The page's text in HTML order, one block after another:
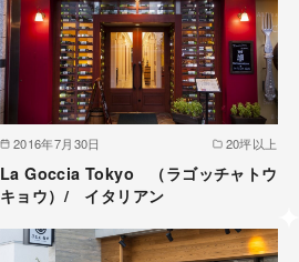
2016年7月30日 20坪以上
La Goccia Tokyo （ラゴッチャトウ
キョウ）/ イタリアン